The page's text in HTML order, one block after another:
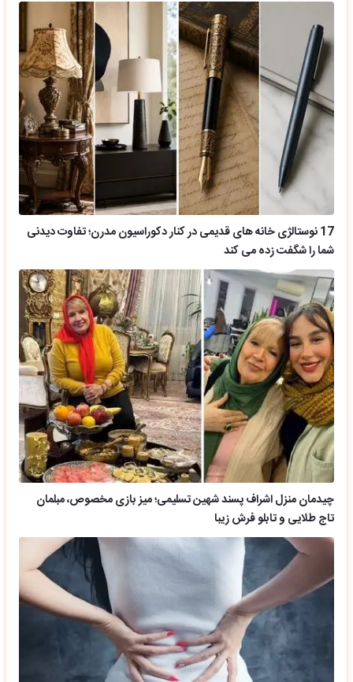
17 نوستالژی خانه های قدیمی در کنار دکوراسیون مدرن؛ تفاوت دیدنی
شما را شگفت زده می کند
چیدمان منزل اشراف پسند شهین تسلیمی؛ میز بازی مخصوص، مبلمان
تاج طلایی و تابلو فرش زیبا